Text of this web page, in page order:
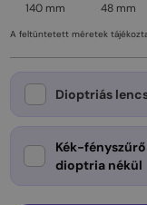
140 mm 48 mm
A feltüntetett méretek
Dioptriás
Kék-
dioptria nékül